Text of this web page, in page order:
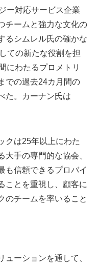
ー対応サービス企業
チームと強力な文化の
るシムレル氏の確かな
ての新たな役割を担
にわたるプロメトリ
での過去24カ月間の
た。カーナン氏は
クは25年以上にわた
手の専門的な協会、
も信頼できるプロバイ
ことを重視し、顧客に
のチームを率いること
ーションを通して、